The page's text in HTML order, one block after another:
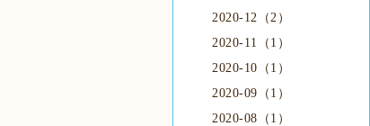
2020-12（2）
2020-11（1）
2020-10（1）
2020-09（1）
2020-08（1）